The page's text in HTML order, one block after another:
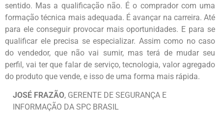
sentido. Mas a qualificação não. É o comprador com uma
formação técnica mais adequada. É avançar na carreira. Até
para ele conseguir provocar mais oportunidades. E para se
qualificar ele precisa se especializar. Assim como no caso
do vendedor, que não vai sumir, mas terá de mudar seu
perfil, vai ter que falar de serviço, tecnologia, valor agregado
do produto que vende, e isso de uma forma mais rápida.
JOSÉ FRAZÃO, GERENTE DE SEGURANÇA E
INFORMAÇÃO DA SPC BRASIL